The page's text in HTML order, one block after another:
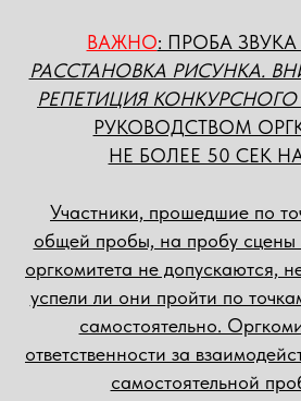
ВАЖНО: ПРОБА
РАССТАНОВКА РИСУНКА.
РЕПЕТИЦИЯ
РУКОВОДСТВОМ
НЕ БОЛЕЕ 50 СЕК
Участники, прошедшие по
общей пробы, на пробу сцены
оргкомитета не допускаются,
успели ли они пройти по
самостоятельно.
ответственности за
самостоятельной